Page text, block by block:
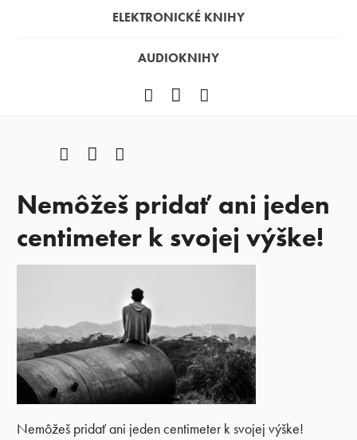
ELEKTRONICKÉ KNIHY
AUDIOKNIHY
Facebook
YouTube
FacebookYouTube
Nemôžeš pridať ani jeden
centimeter k svojej výške!
Nemôžeš pridať ani jeden centimeter k svojej výške!